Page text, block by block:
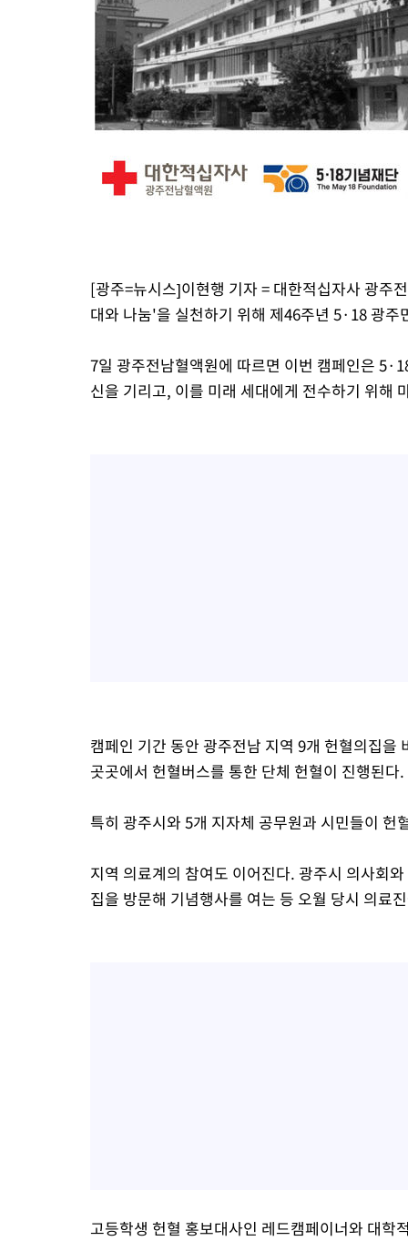
[광주=뉴시스]이현행 기자 = 대한적십자사 광주
대와 나눔'을 실천하기 위해 제46주년 5·18 광
7일 광주전남혈액원에 따르면 이번 캠페인은
신을 기리고, 이를 미래 세대에게 전수하기 위해
캠페인 기간 동안 광주전남 지역 9개 헌혈의집
곳곳에서 헌혈버스를 통한 단체 헌혈이 진행된다.
특히 광주시와 5개 지자체 공무원과 시민들이 헌
지역 의료계의 참여도 이어진다. 광주시 의사회
집을 방문해 기념행사를 여는 등 오월 당시 의료
고등학생 헌혈 홍보대사인 레드캠페이너와 대학